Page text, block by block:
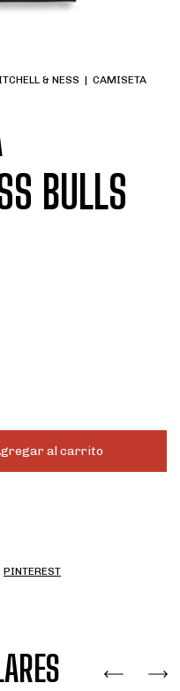
& NESS | CAMISETA
BULLS
PINTEREST